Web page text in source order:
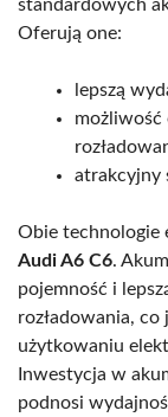
standardowych
Oferują one:
lepszą
możliwość
atrakcyjny
Obie technologie
Audi A6 C6.
pojemność i
rozładowania,
użytkowaniu
Inwestycja w
podnosi